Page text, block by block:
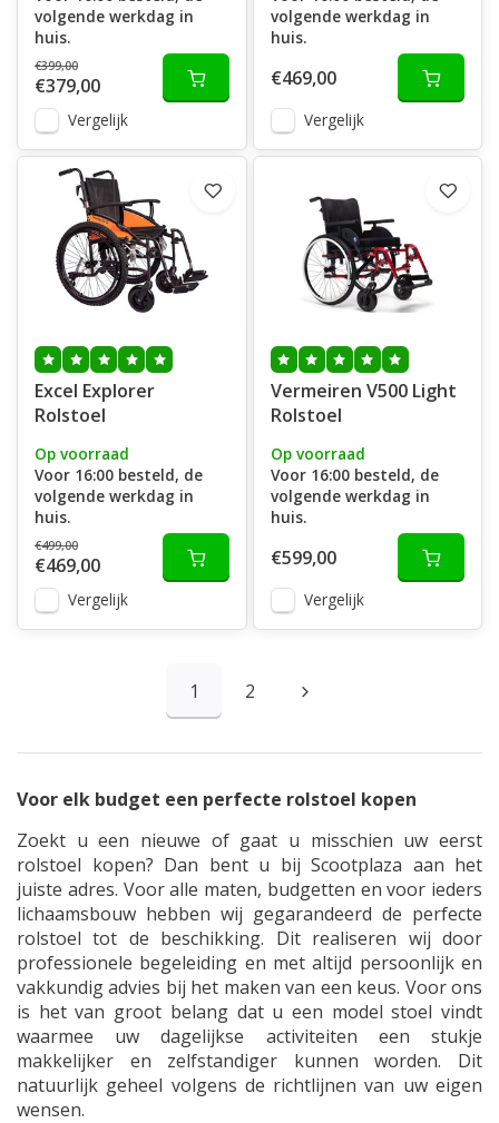
volgende werkdag in
huis.
€399,00
€379,00
Vergelijk
volgende werkdag in
huis.
€469,00
Vergelijk
Excel Explorer
Rolstoel
Op voorraad
Voor 16:00 besteld, de
volgende werkdag in
huis.
€499,00
€469,00
Vergelijk
Vermeiren V500 Light
Rolstoel
Op voorraad
Voor 16:00 besteld, de
volgende werkdag in
huis.
€599,00
Vergelijk
1 2
Voor elk budget een perfecte rolstoel kopen
Zoekt u een nieuwe of gaat u misschien uw eerst
rolstoel kopen? Dan bent u bij Scootplaza aan het
juiste adres. Voor alle maten, budgetten en voor ieders
lichaamsbouw hebben wij gegarandeerd de perfecte
rolstoel tot de beschikking. Dit realiseren wij door
professionele begeleiding en met altijd persoonlijk en
vakkundig advies bij het maken van een keus. Voor ons
is het van groot belang dat u een model stoel vindt
waarmee uw dagelijkse activiteiten een stukje
makkelijker en zelfstandiger kunnen worden. Dit
natuurlijk geheel volgens de richtlijnen van uw eigen
wensen.